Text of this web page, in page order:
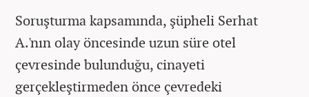
Soruşturma kapsamında, şüpheli Serhat
A.'nın olay öncesinde uzun süre otel
çevresinde bulunduğu, cinayeti
gerçekleştirmeden önce çevredeki